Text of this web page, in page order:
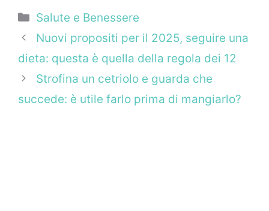
Categorie
Salute e Benessere
Nuovi propositi per il 2025, seguire una
dieta: questa è quella della regola dei 12
Strofina un cetriolo e guarda che
succede: è utile farlo prima di mangiarlo?